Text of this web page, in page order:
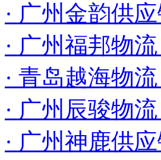
· 广州金韵供
· 广州福邦物
· 青岛越海物
· 广州辰骏物
· 广州神鹿供